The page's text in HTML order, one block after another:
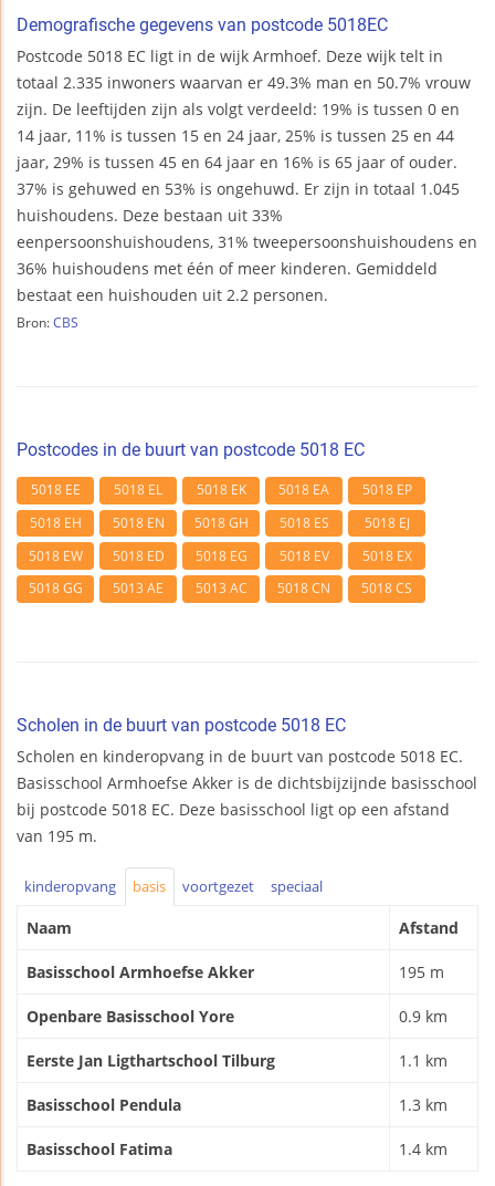
Demografische gegevens van postcode 5018EC
Postcode 5018 EC ligt in de wijk Armhoef. Deze wijk telt in
totaal 2.335 inwoners waarvan er 49.3% man en 50.7% vrouw
zijn. De leeftijden zijn als volgt verdeeld: 19% is tussen 0 en
14 jaar, 11% is tussen 15 en 24 jaar, 25% is tussen 25 en 44
jaar, 29% is tussen 45 en 64 jaar en 16% is 65 jaar of ouder.
37% is gehuwed en 53% is ongehuwd. Er zijn in totaal 1.045
huishoudens. Deze bestaan uit 33%
eenpersoonshuishoudens, 31% tweepersoonshuishoudens en
36% huishoudens met één of meer kinderen. Gemiddeld
bestaat een huishouden uit 2.2 personen.
Bron: CBS
Postcodes in de buurt van postcode 5018 EC
5018 EE 5018 EL 5018 EK 5018 EA
5018 EP
5018 EH
5018 EN 5018 GH 5018 ES
5018 EJ
5018 EW
5018 ED 5018 EG 5018 EV
5018 EX
5018 GG
5013 AE 5013 AC 5018 CN 5018 CS
Scholen in de buurt van postcode 5018 EC
Scholen en kinderopvang in de buurt van postcode 5018 EC.
Basisschool Armhoefse Akker is de dichtsbijzijnde basisschool
bij postcode 5018 EC. Deze basisschool ligt op een afstand
van 195 m.
kinderopvang basis voortgezet speciaal
Naam Afstand
Basisschool Armhoefse Akker 195 m
Openbare Basisschool Yore 0.9 km
Eerste Jan Ligthartschool Tilburg 1.1 km
Basisschool Pendula 1.3 km
Basisschool Fatima 1.4 km